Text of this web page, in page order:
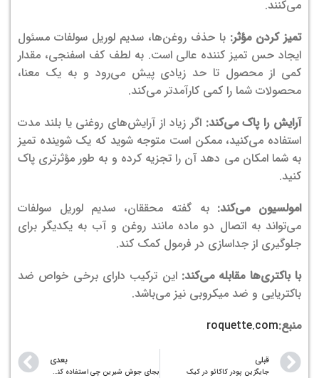
می‌کنند.
تمیز کردن مؤثر: با حذف روغن‌ها، سدیم لوریل سولفات مسئول
ایجاد حس تمیز کننده عالی است. به لطف کف اسفنجی، مقدار
کمی از محصول تا حد زیادی پیش می‌رود و به یک معنا،
محصولات شما را کمی کارآمدتر می‌کند.
آرایش را پاک می‌کند: اگر زیاد از آرایش‌های روغنی یا بلند مدت
استفاده می‌کنید، ممکن است متوجه شوید که یک شوینده تمیز
به شما امکان می دهد آن را تجزیه کرده و به طور مؤثرتری پاک
کنید.
امولسیون می‌کند: به گفته محققان، سدیم لوریل سولفات
می‌تواند به اتصال دو ماده مانند روغن و آب به یکدیگر برای
جلوگیری از جداسازی در فرمول کمک کند.
با باکتری‌ها مقابله می‌کند: این ترکیب دارای برخی خواص ضد
باکتریایی و ضد میکروبی نیز می‌باشد.
منبع:roquette.com
قبلی
جایگزین پودر کاکائو در کیک
بعدی
بجای جوش شیرین چی استفاده کنیم؟